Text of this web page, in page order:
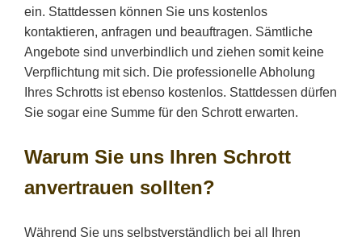
ein. Stattdessen können Sie uns kostenlos
kontaktieren, anfragen und beauftragen. Sämtliche
Angebote sind unverbindlich und ziehen somit keine
Verpflichtung mit sich. Die professionelle Abholung
Ihres Schrotts ist ebenso kostenlos. Stattdessen dürfen
Sie sogar eine Summe für den Schrott erwarten.
Warum Sie uns Ihren Schrott
anvertrauen sollten?
Während Sie uns selbstverständlich bei all Ihren